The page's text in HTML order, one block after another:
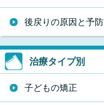
後戻りの原因と予防
治療タイプ別
子どもの矯正